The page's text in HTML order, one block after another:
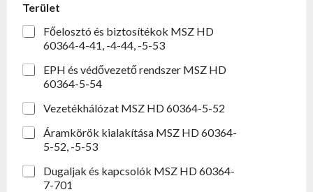
Terület
Főelosztó és biztosítékok MSZ HD
60364-4-41, -4-44, -5-53
EPH és védővezető rendszer MSZ HD
60364-5-54
Vezetékhálózat MSZ HD 60364-5-52
Áramkörök kialakítása MSZ HD 60364-
5-52, -5-53
Dugaljak és kapcsolók MSZ HD 60364-
7-701